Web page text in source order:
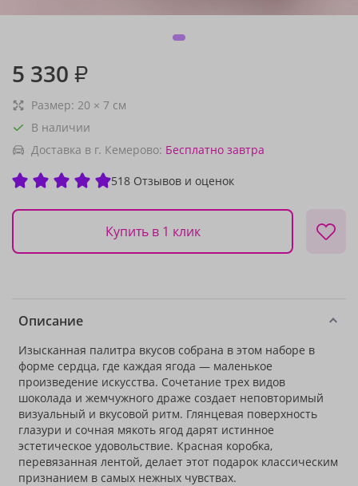
5 330 ₽
Размер: 20 × 7 см
В наличии
Доставка в г. Кемерово: Бесплатно завтра
518 Отзывов и оценок
Купить в 1 клик
Описание
Изысканная палитра вкусов собрана в этом наборе в
форме сердца, где каждая ягода — маленькое
произведение искусства. Сочетание трех видов
шоколада и жемчужного драже создает неповторимый
визуальный и вкусовой ритм. Глянцевая поверхность
глазури и сочная мякоть ягод дарят истинное
эстетическое удовольствие. Красная коробка,
перевязанная лентой, делает этот подарок классическим
признанием в самых нежных чувствах.